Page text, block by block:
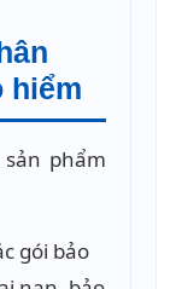
hiểm
phẩm
gói bảo